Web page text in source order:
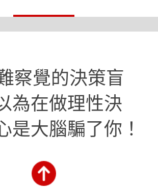
察覺的決策盲
為在做理性決
是大腦騙了你！